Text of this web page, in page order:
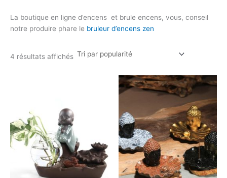
La boutique en ligne d’encens et brule encens, vous, conseil
notre produire phare le bruleur d’encens zen
4 résultats affichés